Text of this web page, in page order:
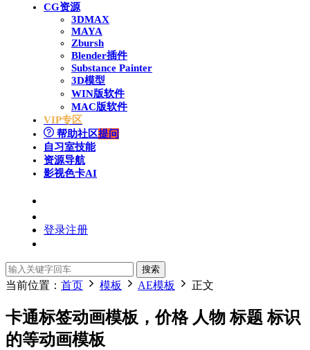
CG资源
3DMAX
MAYA
Zbursh
Blender插件
Substance Painter
3D模型
WIN版软件
MAC版软件
VIP专区
帮助社区提问
自习室技能
资源导航
影视色卡AI
登录注册
搜索
当前位置： 首页 模板 AE模板 正文
卡通标签动画模板，价格 人物 标题 标识
的等动画模板